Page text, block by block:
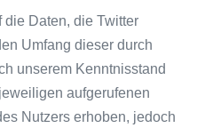
Daten, die Twitter
Umfang dieser durch
unserem Kenntnisstand
aufgerufenen
Nutzers erhoben, jedoch